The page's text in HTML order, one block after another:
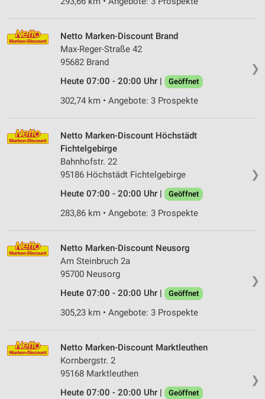
❯
Netto Marken-Discount Brand
Max-Reger-Straße 42
95682 Brand
Heute 07:00 - 20:00 Uhr |
Geöffnet
302,74 km • Angebote: 3 Prospekte
❯
Netto Marken-Discount Höchstädt
Fichtelgebirge
Bahnhofstr. 22
95186 Höchstädt Fichtelgebirge
Heute 07:00 - 20:00 Uhr |
Geöffnet
283,86 km • Angebote: 3 Prospekte
❯
Netto Marken-Discount Neusorg
Am Steinbruch 2a
95700 Neusorg
Heute 07:00 - 20:00 Uhr |
Geöffnet
305,23 km • Angebote: 3 Prospekte
❯
Netto Marken-Discount Marktleuthen
Kornbergstr. 2
95168 Marktleuthen
Heute 07:00 - 20:00 Uhr |
Geöffnet